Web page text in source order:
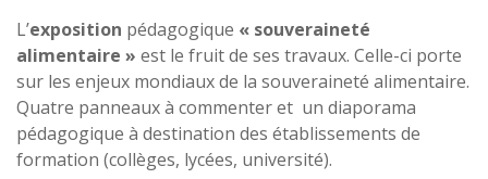
L’exposition pédagogique « souveraineté
alimentaire » est le fruit de ses travaux. Celle-ci porte
sur les enjeux mondiaux de la souveraineté alimentaire.
Quatre panneaux à commenter et un diaporama
pédagogique à destination des établissements de
formation (collèges, lycées, université).